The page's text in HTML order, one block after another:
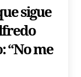
sigue
“No me